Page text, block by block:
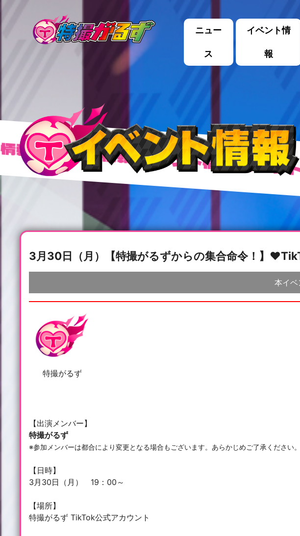
ニュー
ス
イベント情
報
イベント情報 イベント情報 イベント情
3月30日（月）【特撮がるずからの集合命令！】
本イベ
特撮がるず
【出演メンバー】
特撮がるず
※参加メンバーは都合により変更となる場合もございます。あらかじめご了承ください。
【日時】
3月30日（月） 19：00～
【場所】
特撮がるず TikTok公式アカウント